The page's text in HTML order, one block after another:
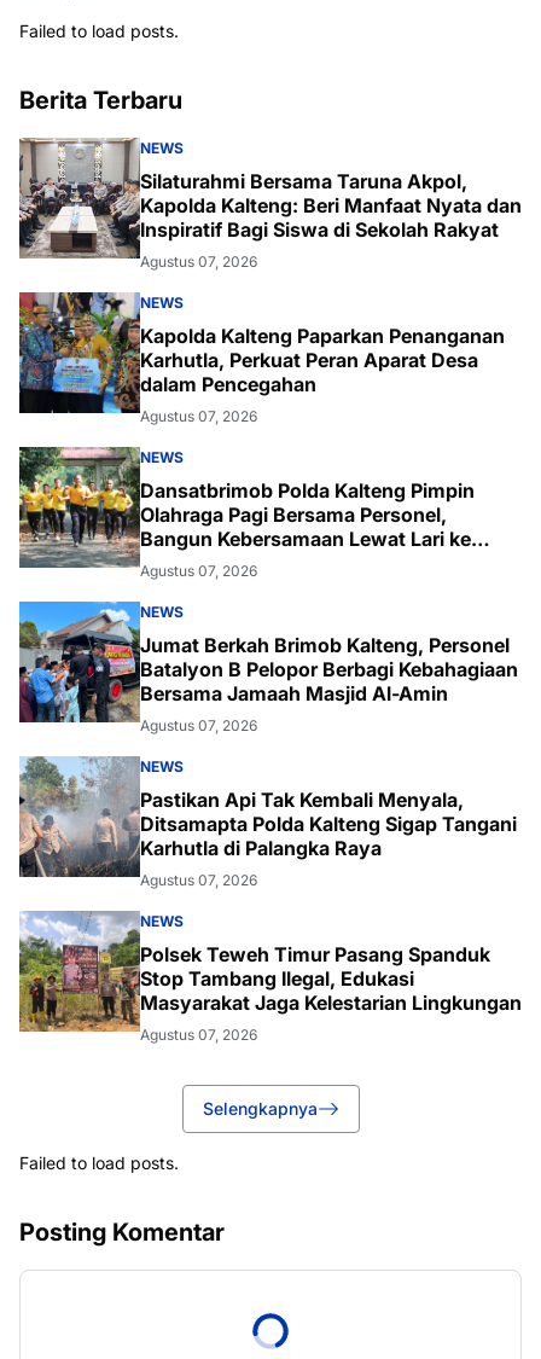
Failed to load posts.
Berita Terbaru
NEWS
Silaturahmi Bersama Taruna Akpol,
Kapolda Kalteng: Beri Manfaat Nyata dan
Inspiratif Bagi Siswa di Sekolah Rakyat
Agustus 07, 2026
NEWS
Kapolda Kalteng Paparkan Penanganan
Karhutla, Perkuat Peran Aparat Desa
dalam Pencegahan
Agustus 07, 2026
NEWS
Dansatbrimob Polda Kalteng Pimpin
Olahraga Pagi Bersama Personel,
Bangun Kebersamaan Lewat Lari ke
Bukit Baranahu
Agustus 07, 2026
NEWS
Jumat Berkah Brimob Kalteng, Personel
Batalyon B Pelopor Berbagi Kebahagiaan
Bersama Jamaah Masjid Al-Amin
Agustus 07, 2026
NEWS
Pastikan Api Tak Kembali Menyala,
Ditsamapta Polda Kalteng Sigap Tangani
Karhutla di Palangka Raya
Agustus 07, 2026
NEWS
Polsek Teweh Timur Pasang Spanduk
Stop Tambang Ilegal, Edukasi
Masyarakat Jaga Kelestarian Lingkungan
Agustus 07, 2026
Selengkapnya
Failed to load posts.
Posting Komentar